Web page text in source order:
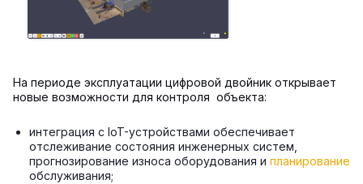
На периоде эксплуатации цифровой двойник открывает
новые возможности для контроля объекта:
интеграция с IoT-устройствами обеспечивает
отслеживание состояния инженерных систем,
прогнозирование износа оборудования и планирование
обслуживания;